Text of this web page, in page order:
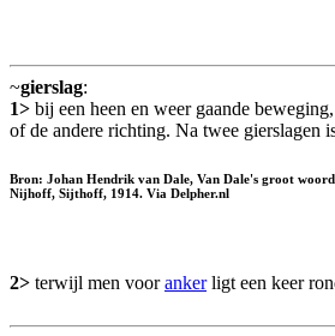
~gierslag:
1> bij een heen en weer gaande
of de andere richting. Na twee gierslagen
Bron: Johan Hendrik van Dale, Van Dale's groot
Nijhoff, Sijthoff, 1914. Via Delpher.nl
2> terwijl men voorankerligt een keer